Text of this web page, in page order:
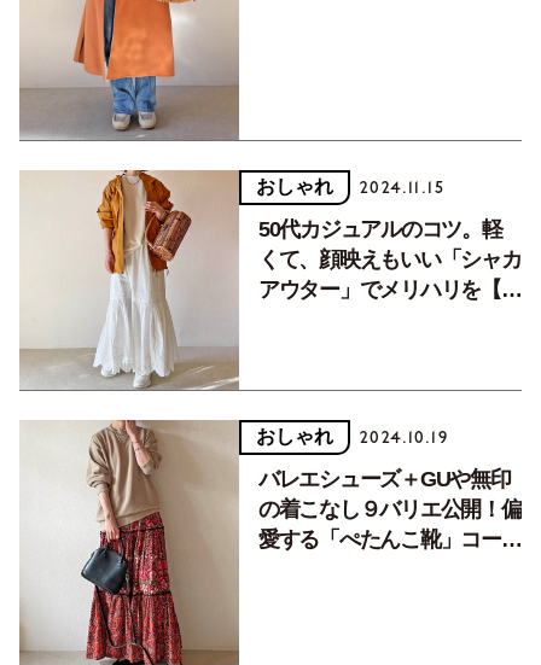
おしゃれ 2024.11.15
50代カジュアルのコツ。軽
くて、顔映えもいい「シャカ
アウター」でメリハリを【ア
おしゃれ 2024.10.19
バレエシューズ＋GUや無印
の着こなし９バリエ公開！偏
愛する「ぺたんこ靴」コーデ